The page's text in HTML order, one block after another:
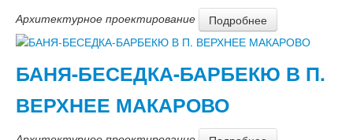
Архитектурное проектирование Подробнее
БАНЯ-БЕСЕДКА-БАРБЕКЮ В П.
ВЕРХНЕЕ МАКАРОВО